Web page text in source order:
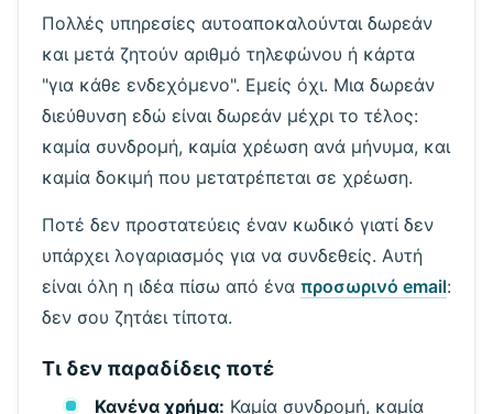
Αποστολέας Ενέργεια
Περιμένοντας εισερχόμενα emails...
Ανανέωση
Πολλές υπηρεσίες αυτοαποκαλούνται δωρεάν
και μετά ζητούν αριθμό τηλεφώνου ή κάρτα
"για κάθε ενδεχόμενο". Εμείς όχι. Μια δωρεάν
διεύθυνση εδώ είναι δωρεάν μέχρι το τέλος:
καμία συνδρομή, καμία χρέωση ανά μήνυμα, και
καμία δοκιμή που μετατρέπεται σε χρέωση.
Ποτέ δεν προστατεύεις έναν κωδικό γιατί δεν
υπάρχει λογαριασμός για να συνδεθείς. Αυτή
είναι όλη η ιδέα πίσω από ένα προσωρινό email:
δεν σου ζητάει τίποτα.
Τι δεν παραδίδεις ποτέ
Κανένα χρήμα: Καμία συνδρομή, καμία